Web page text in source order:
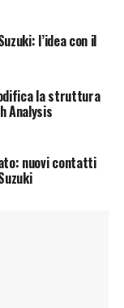
l’idea con il
la struttura
Analysis
nuovi contatti